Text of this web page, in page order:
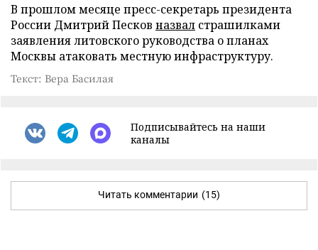
В прошлом месяце пресс-секретарь президента
России Дмитрий Песков назвал страшилками
заявления литовского руководства о планах
Москвы атаковать местную инфраструктуру.
Текст: Вера Басилая
Подписывайтесь на наши
каналы
Читать комментарии (15)